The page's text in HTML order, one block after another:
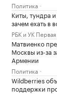
Политика
Киты, тундра
зачем ехать в
РБК и УК Первая
Матвиенко
Москвы из-за
Армении
Политика
Wildberries
поддержки